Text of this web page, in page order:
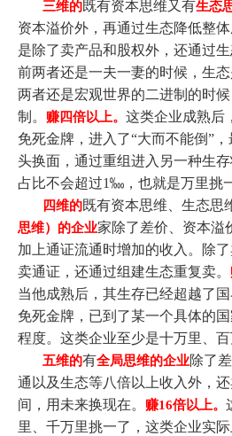
三维的既有资本思维又有生态
资本溢价外，再通过生态降低整
是除了卖产品和股权外，还通过
前两者还是一夫一妻的时候，生
两者还是宏观世界的二进制的时
制。 赚四倍以上。 这类企业成熟后
免死金牌，进入了“大而不能倒”
头换面，通过重组进入另一种生
占比不会超过1‱，也就是万里挑
四维的既有资本思维、生态思
思维）的企业家除了差价、资本溢
加上通证流通时增加的收入。除
卖通证，还通过组建生态重复卖。
当他成熟后，其生存已经超越了
免死金牌，已到了某一个具体的
程度。这类企业至少是十万里、百
五维的有全局思维的企业除了
通以及生态等八倍以上收入外，
间，用未来换现在。 赚16倍以上。
里、千万里挑一了，这类企业实